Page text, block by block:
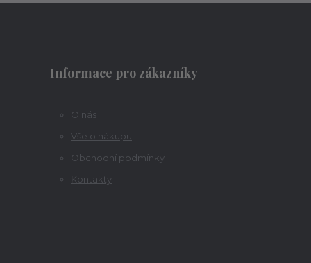
Informace pro zákazníky
O nás
Vše o nákupu
Obchodní podmínky
Kontakty